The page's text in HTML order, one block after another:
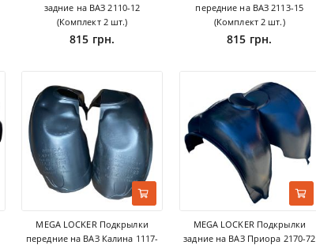
задние на ВАЗ 2110-12
(Комплект 2 шт.)
815 грн.
передние на ВАЗ 2113-15
(Комплект 2 шт.)
815 грн.
MEGA LOCKER Подкрылки
передние на ВАЗ Калина 1117-
MEGA LOCKER Подкрылки
задние на ВАЗ Приора 2170-72